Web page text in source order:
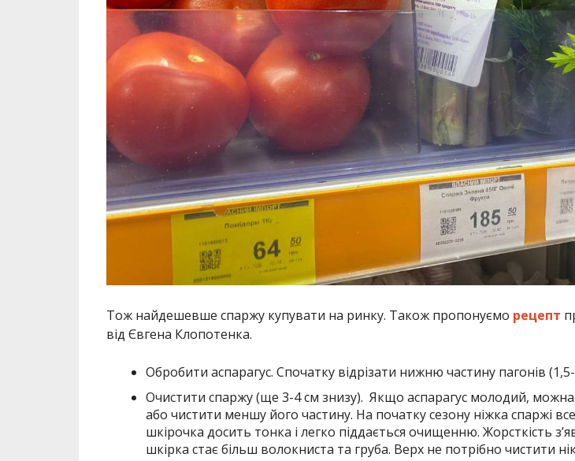
Тож найдешевше спаржу купувати на ринку. Також пропонуємо рецепт
від Євгена Клопотенка.
Обробити аспарагус. Спочатку відрізати нижню частину пагонів
Очистити спаржу (ще 3-4 см знизу). Якщо аспарагус молодий, можна
або чистити меншу його частину. На початку сезону ніжка спаржі
шкірочка досить тонка і легко піддається очищенню. Жорсткість
шкірка стає більш волокниста та груба. Верх не потрібно чистити